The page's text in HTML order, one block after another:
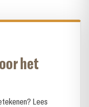
het
Lees